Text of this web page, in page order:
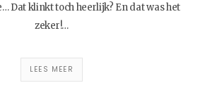
Dat klinkt toch heerlijk? En dat was het
zeker!…
LEES MEER